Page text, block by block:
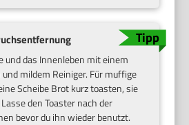
und das Innenleben mit einem
mildem Reiniger. Für muffige
Scheibe Brot kurz toasten, sie
den Toaster nach der
bevor du ihn wieder benutzt.